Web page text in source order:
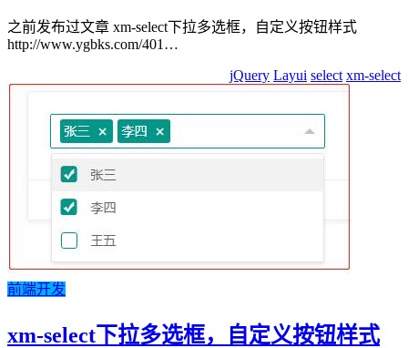
之前发布过文章 xm-select下拉多选框，自定义按钮样式
http://www.ygbks.com/401…
jQuery Layui select xm-select
前端开发
xm-select下拉多选框，自定义按钮样式